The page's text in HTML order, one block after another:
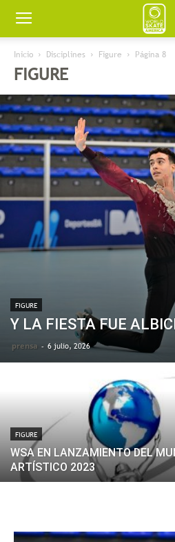
Worldskate
America
Inicio Disciplines Figure Página 8
FIGURE
FIGURE
Y LA FIESTA FUE
prensa - 6 julio, 2026
FIGURE
WSA EN LANZAMIENTO DEL
ARTÍSTICO 2023